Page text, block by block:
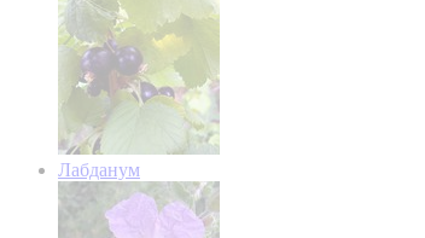
Лабданум